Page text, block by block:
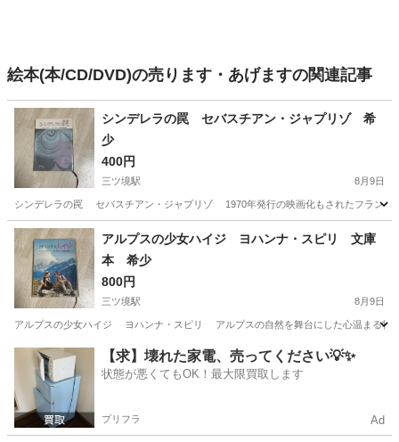
絵本(本/CD/DVD)の売ります・あげますの関連記事
シンデレラの罠 セバスチアン・ジャプリゾ 希
少
400円
三ツ境駅 8月9日
シンデレラの罠 セバスチアン・ジャプリゾ 1970年発行の映画化もされたフランス
神奈川 横浜市 三ツ境駅 本/CD/DVD シンデレラ
アルプスの少女ハイジ ヨハンナ・スピリ 文庫
本 希少
800円
三ツ境駅 8月9日
アルプスの少女ハイジ ヨハンナ・スピリ アルプスの自然を舞台にした心温まる物
神奈川 三ツ境駅 本/CD/DVD 文庫本
【求】壊れた家電、売ってください💡✨
状態が悪くてもOK！最大限買取します
プリフラ Ad